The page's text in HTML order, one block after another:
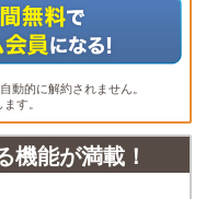
動的に解約されません。
す。
機能が満載！